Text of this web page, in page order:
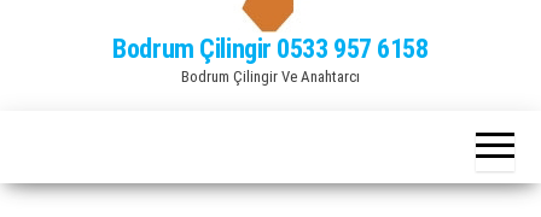
Bodrum Çilingir 0533 957 6158
Bodrum Çilingir Ve Anahtarcı